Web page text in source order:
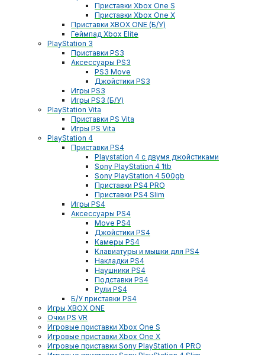
Приставки Xbox One S
Приставки Xbox One X
Приставки XBOX ONE (Б/У)
Геймпад Xbox Elite
PlayStation 3
Приставки PS3
Аксессуары PS3
PS3 Move
Джойстики PS3
Игры PS3
Игры PS3 (Б/У)
PlayStation Vita
Приставки PS Vita
Игры PS Vita
PlayStation 4
Приставки PS4
Playstation 4 с двумя джойстиками
Sony PlayStation 4 1tb
Sony PlayStation 4 500gb
Приставки PS4 PRO
Приставки PS4 Slim
Игры PS4
Аксессуары PS4
Move PS4
Джойстики PS4
Камеры PS4
Клавиатуры и мышки для PS4
Накладки PS4
Наушники PS4
Подставки PS4
Рули PS4
Б/У приставки PS4
Игры XBOX ONE
Очки PS VR
Игровые приставки Xbox One S
Игровые приставки Xbox One X
Игровые приставки Sony PlayStation 4 PRO